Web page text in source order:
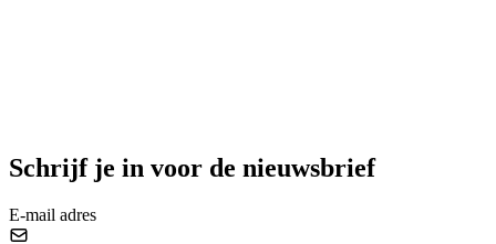
Schrijf je in voor de nieuwsbrief
E-mail adres